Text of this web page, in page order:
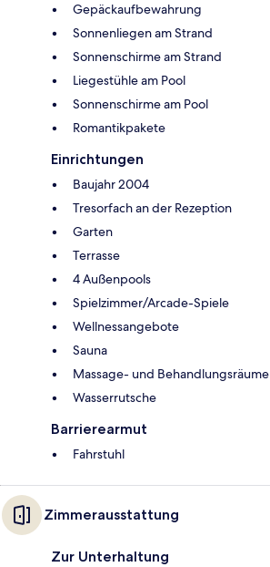
Gepäckaufbewahrung
Sonnenliegen am Strand
Sonnenschirme am Strand
Liegestühle am Pool
Sonnenschirme am Pool
Romantikpakete
Einrichtungen
Baujahr 2004
Tresorfach an der Rezeption
Garten
Terrasse
4 Außenpools
Spielzimmer/Arcade-Spiele
Wellnessangebote
Sauna
Massage- und Behandlungsräume
Wasserrutsche
Barrierearmut
Fahrstuhl
Zimmerausstattung
Zur Unterhaltung